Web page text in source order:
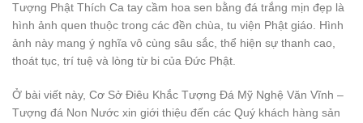
Tượng Phật Thích Ca tay cầm hoa sen bằng đá trắng mịn đẹp là
hình ảnh quen thuộc trong các đền chùa, tu viện Phật giáo. Hình
ảnh này mang ý nghĩa vô cùng sâu sắc, thể hiện sự thanh cao,
thoát tục, trí tuệ và lòng từ bi của Đức Phật.
Ở bài viết này, Cơ Sở Điêu Khắc Tượng Đá Mỹ Nghệ Văn Vĩnh –
Tượng đá Non Nước xin giới thiệu đến các Quý khách hàng sản